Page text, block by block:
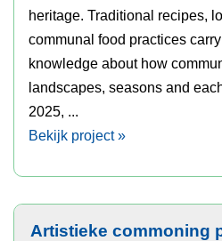
heritage. Traditional recipes,
communal food practices
knowledge about how
landscapes, seasons and
2025, ...
Bekijk project »
Artistieke commoning